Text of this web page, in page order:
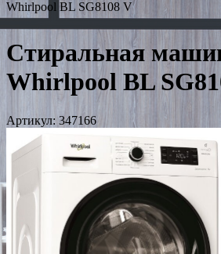
Whirlpool BL SG8108 V
Стиральная
Whirlpool BL
Артикул: 347166